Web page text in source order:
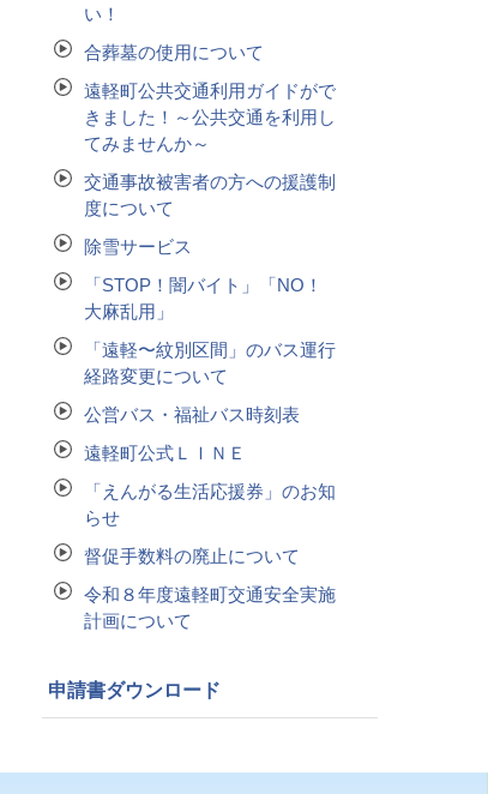
い！
合葬墓の使用について
遠軽町公共交通利用ガイドがで
きました！～公共交通を利用し
てみませんか～
交通事故被害者の方への援護制
度について
除雪サービス
「STOP！闇バイト」「NO！
大麻乱用」
「遠軽〜紋別区間」のバス運行
経路変更について
公営バス・福祉バス時刻表
遠軽町公式ＬＩＮＥ
「えんがる生活応援券」のお知
らせ
督促手数料の廃止について
令和８年度遠軽町交通安全実施
計画について
申請書ダウンロード